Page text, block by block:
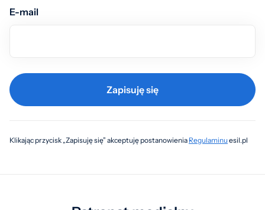
E-mail
Zapisuję się
Klikając przycisk „Zapisuję się” akceptuję postanowienia Regulaminuesil.pl